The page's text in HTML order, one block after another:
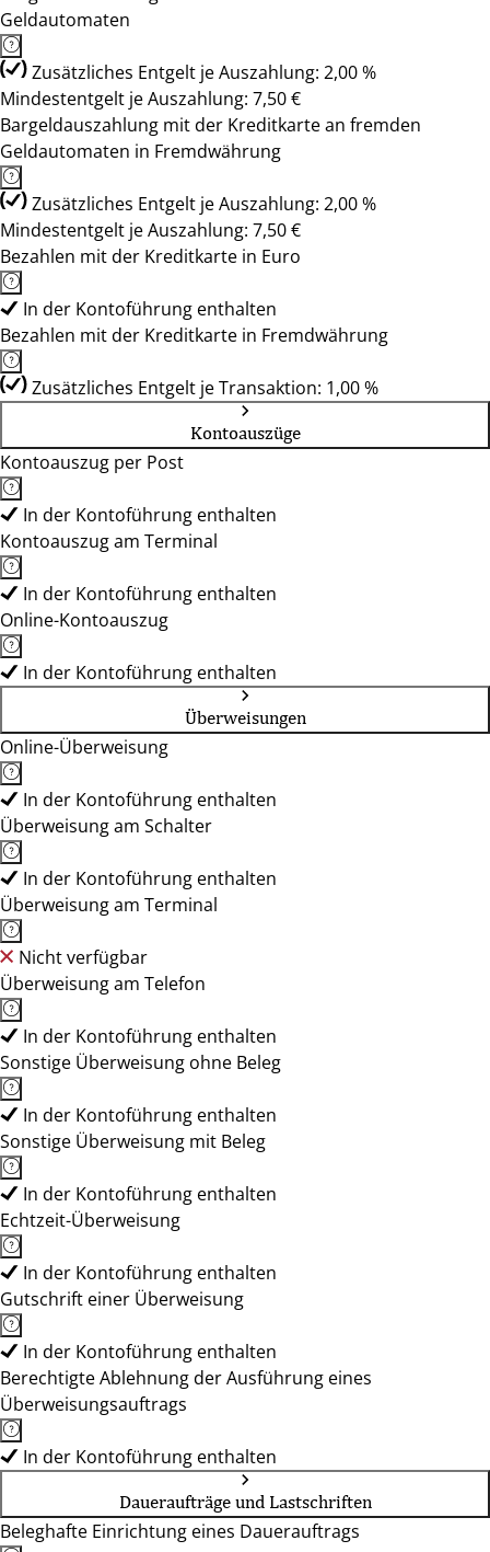
Geldautomaten
Zusätzliches Entgelt je Auszahlung: 2,00 %
Mindestentgelt je Auszahlung: 7,50 €
Bargeldauszahlung mit der Kreditkarte an fremden
Geldautomaten in Fremdwährung
Zusätzliches Entgelt je Auszahlung: 2,00 %
Mindestentgelt je Auszahlung: 7,50 €
Bezahlen mit der Kreditkarte in Euro
In der Kontoführung enthalten
Bezahlen mit der Kreditkarte in Fremdwährung
Zusätzliches Entgelt je Transaktion: 1,00 %
Kontoauszüge
Kontoauszug per Post
In der Kontoführung enthalten
Kontoauszug am Terminal
In der Kontoführung enthalten
Online-Kontoauszug
In der Kontoführung enthalten
Überweisungen
Online-Überweisung
In der Kontoführung enthalten
Überweisung am Schalter
In der Kontoführung enthalten
Überweisung am Terminal
Nicht verfügbar
Überweisung am Telefon
In der Kontoführung enthalten
Sonstige Überweisung ohne Beleg
In der Kontoführung enthalten
Sonstige Überweisung mit Beleg
In der Kontoführung enthalten
Echtzeit-Überweisung
In der Kontoführung enthalten
Gutschrift einer Überweisung
In der Kontoführung enthalten
Berechtigte Ablehnung der Ausführung eines
Überweisungsauftrags
In der Kontoführung enthalten
Daueraufträge und Lastschriften
Beleghafte Einrichtung eines Dauerauftrags